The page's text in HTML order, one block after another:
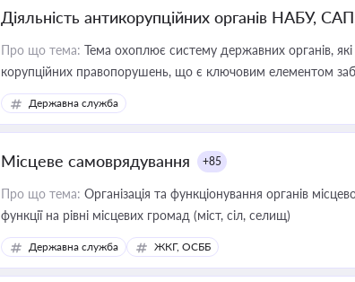
Діяльність антикорупційних органів НАБУ,
Про що тема: Тема охоплює систему державних органів,
корупційних правопорушень, що є ключовим елементом
та бізнесі
Державна служба
Місцеве самоврядування +85
Про що тема: Організація та функціонування органів
функції на рівні місцевих громад (міст, сіл, селищ)
Державна служба ЖКГ, ОСББ